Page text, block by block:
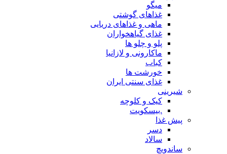
میگو
غذاهای گوشتی
ماهی و غذاهای دریایی
غذای گیاهخواران
پلو و چلو ها
ماکارونی و لازانیا
کباب
خورشت ها
غذای سنتی ایران
شیرینی
کیک و کلوچه
.بیسکویت
پیش غذا
دسر
سالاد
ساندویچ